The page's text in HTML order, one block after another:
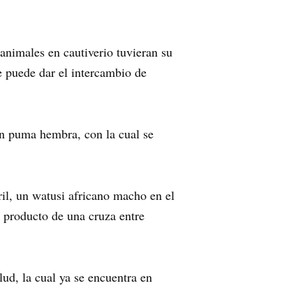
en cautiverio tuvieran su
puede dar el intercambio de
puma hembra, con la cual se
un watusi africano macho en el
de una cruza entre
la cual ya se encuentra en